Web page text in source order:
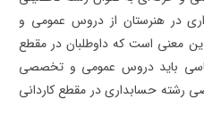
در هنرستان از دروس عمومی و
است که داوطلبان در مقطع
باید دروس عمومی و تخصصی
رشته حسابداری در مقطع کاردانی